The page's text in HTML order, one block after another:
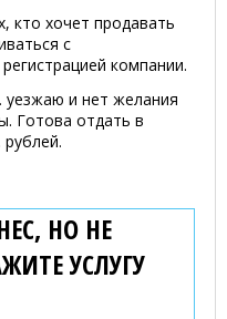
кто хочет продавать
с
компании.
уезжаю и нет желания
Готова отдать в
НО НЕ
УСЛУГУ